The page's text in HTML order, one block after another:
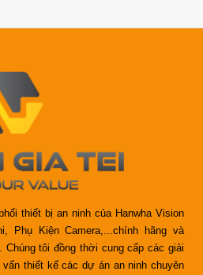
thiết bị an ninh của Hanwha Vision
Phụ Kiện Camera,...chính hãng và
tôi đồng thời cung cấp các giải
thiết kế các dự án an ninh chuyên